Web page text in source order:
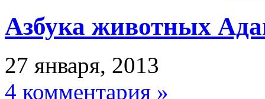
Азбука животных
27 января, 2013
4 комментария »